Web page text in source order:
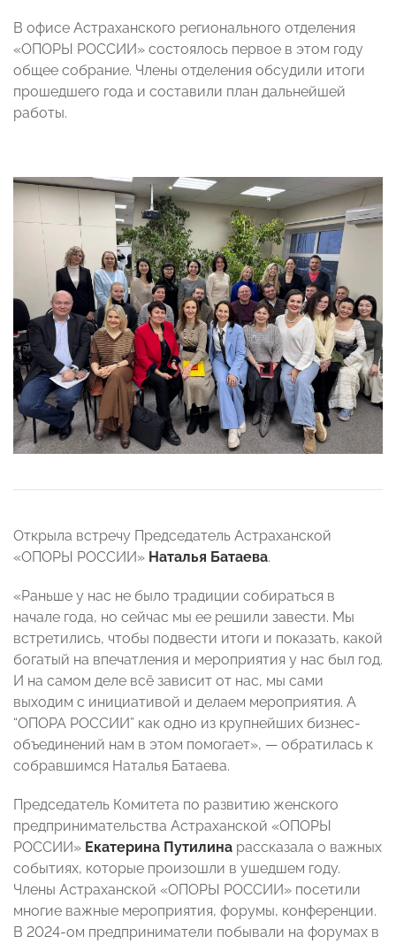
В офисе Астраханского регионального отделения
«ОПОРЫ РОССИИ» состоялось первое в этом году
общее собрание. Члены отделения обсудили итоги
прошедшего года и составили план дальнейшей
работы.
Открыла встречу Председатель Астраханской
«ОПОРЫ РОССИИ» Наталья Батаева.
«Раньше у нас не было традиции собираться в
начале года, но сейчас мы ее решили завести. Мы
встретились, чтобы подвести итоги и показать, какой
богатый на впечатления и мероприятия у нас был год.
И на самом деле всё зависит от нас, мы сами
выходим с инициативой и делаем мероприятия. А
“ОПОРА РОССИИ” как одно из крупнейших бизнес-
объединений нам в этом помогает», — обратилась к
собравшимся Наталья Батаева.
Председатель Комитета по развитию женского
предпринимательства Астраханской «ОПОРЫ
РОССИИ» Екатерина Путилина рассказала о важных
событиях, которые произошли в ушедшем году.
Члены Астраханской «ОПОРЫ РОССИИ» посетили
многие важные мероприятия, форумы, конференции.
В 2024-ом предприниматели побывали на форумах в